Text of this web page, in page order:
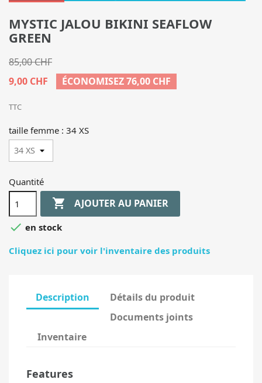
MYSTIC JALOU BIKINI SEAFLOW
GREEN
85,00 CHF
9,00 CHF
ÉCONOMISEZ 76,00 CHF
TTC
taille femme : 34 XS
Quantité
 AJOUTER AU PANIER
 en stock
Cliquez ici pour voir l'inventaire des produits
Description
Détails du produit
Documents joints
Inventaire
Features